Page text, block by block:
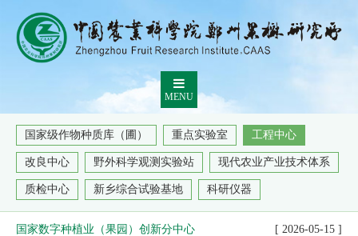
MENU
国家级作物种质库（圃） 重点实验室 工程中心
改良中心 野外科学观测实验站 现代农业产业技术体系
质检中心 新乡综合试验基地 科研仪器
国家数字种植业（果园）创新分中心 [ 2026-05-15 ]